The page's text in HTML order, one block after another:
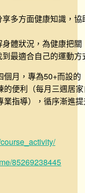
多方面健康知識，
體狀況，為健康把關
最適合自己的運動方
個月，專為50+而設的
的便利（每月三週居
指導），循序漸進
85269238445